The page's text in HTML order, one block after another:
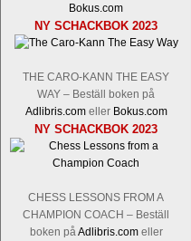
Bokus.com
NY SCHACKBOK 2023
THE CARO-KANN THE EASY
WAY – Beställ boken på
Adlibris.comeller Bokus.com
NY SCHACKBOK 2023
CHESS LESSONS FROM A
CHAMPION COACH – Beställ
boken påAdlibris.comeller